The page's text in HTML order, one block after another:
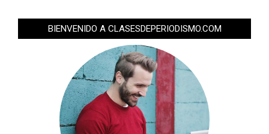
BIENVENIDO A CLASESDEPERIODISMO.COM